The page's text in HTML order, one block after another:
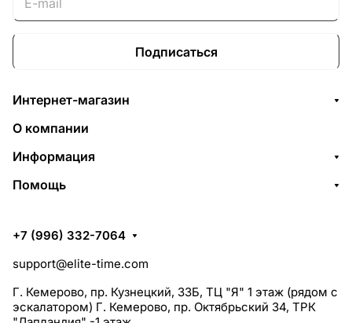
Подписаться
Интернет-магазин
О компании
Информация
Помощь
+7 (996) 332-7064
support@elite-time.com
Г. Кемерово, пр. Кузнецкий, 33Б, ТЦ "Я" 1 этаж (рядом с
эскалатором) Г. Кемерово, пр. Октябрьский 34, ТРК